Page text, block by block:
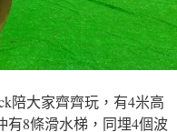
陪大家齊齊玩，有4米高
有8條滑水梯，同埋4個波